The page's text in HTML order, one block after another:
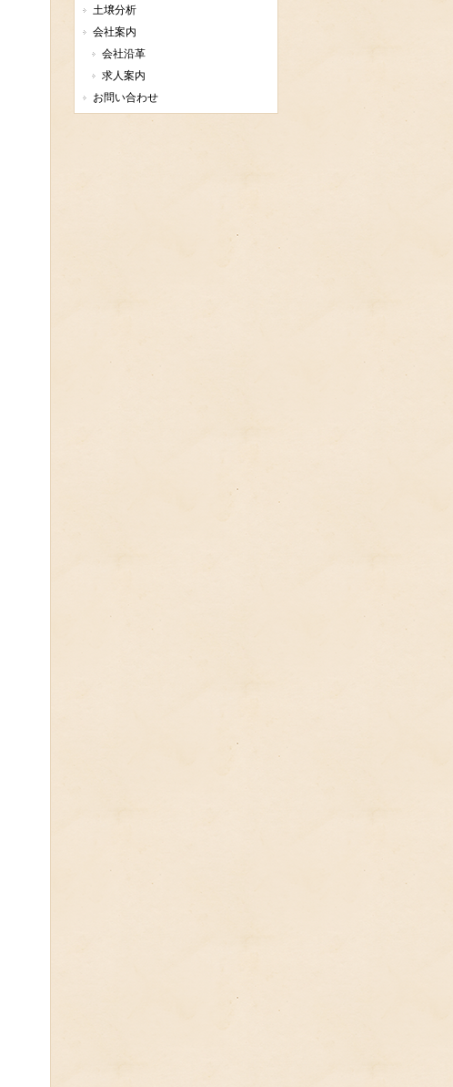
土壌分析
会社案内
会社沿革
求人案内
お問い合わせ